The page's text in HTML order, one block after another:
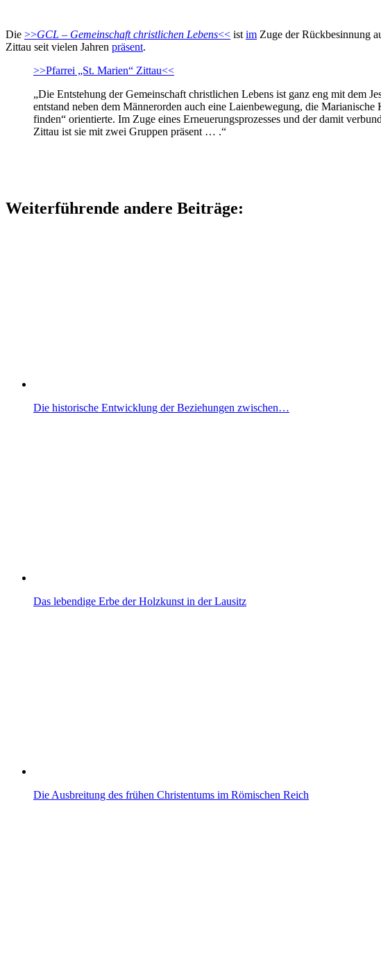
Die >>GCL – Gemeinschaft christlichen Lebens<< ist im Zuge der Rückbesinnung
Zittau seit vielen Jahren präsent.
>>Pfarrei „St. Marien“ Zittau<<
„Die Entstehung der Gemeinschaft christlichen Lebens ist ganz eng mit dem
entstand neben dem Männerorden auch eine Laienbewegung, die
finden“ orientierte. Im Zuge eines Erneuerungsprozesses und der damit
Zittau ist sie mit zwei Gruppen präsent … .“
Weiterführende andere Beiträge:
Die historische Entwicklung der Beziehungen zwischen…
Das lebendige Erbe der Holzkunst in der Lausitz
Die Ausbreitung des frühen Christentums im Römischen Reich